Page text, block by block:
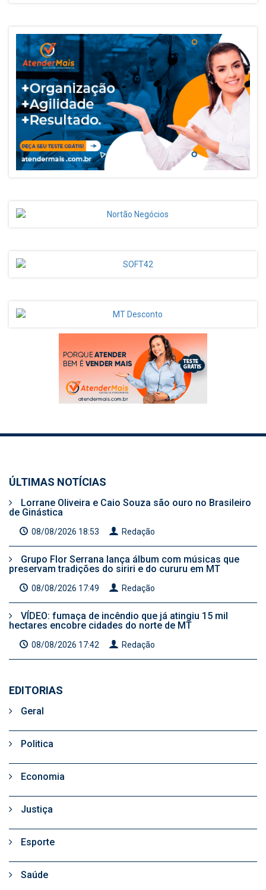
ÚLTIMAS NOTÍCIAS
Lorrane Oliveira e Caio Souza são ouro no Brasileiro
de Ginástica
08/08/2026 18:53 Redação
Grupo Flor Serrana lança álbum com músicas que
preservam tradições do siriri e do cururu em MT
08/08/2026 17:49 Redação
VÍDEO: fumaça de incêndio que já atingiu 15 mil
hectares encobre cidades do norte de MT
08/08/2026 17:42 Redação
EDITORIAS
Geral
Politica
Economia
Justiça
Esporte
Saúde